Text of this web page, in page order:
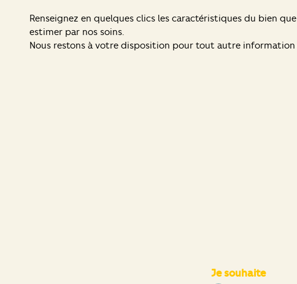
Renseignez en quelques clics les caractéristiques du bien
estimer par nos soins.
Nous restons à votre disposition pour tout autre
Je souhaite